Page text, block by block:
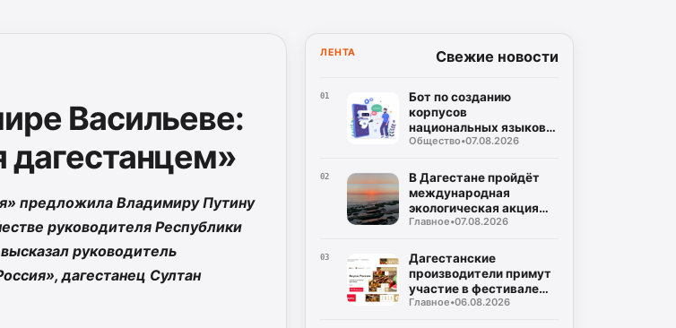
Васильеве:
дагестанцем»
предложила Владимиру Путину
руководителя Республики
руководитель
дагестанец Султан
ЛЕНТА Свежие новости
01
Бот по созданию
корпусов
национальных языков
дагестанских народов
Общество•07.08.2026
02
В Дагестане пройдёт
международная
экологическая акция
«Чистый Каспий»
Главное•07.08.2026
03
Дагестанские
производители примут
участие в фестивале
«Вкусы России»
Главное•06.08.2026